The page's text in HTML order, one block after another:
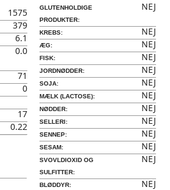
1575
379
6.1
0.0
71
0
17
0.22
GLUTENHOLDIGE
PRODUKTER:
NEJ
KREBS: NEJ
ÆG: NEJ
FISK: NEJ
JORDNØDDER: NEJ
SOJA: NEJ
MÆLK (LACTOSE): NEJ
NØDDER: NEJ
SELLERI: NEJ
SENNEP: NEJ
SESAM: NEJ
SVOVLDIOXID OG
SULFITTER:
NEJ
BLØDDYR: NEJ